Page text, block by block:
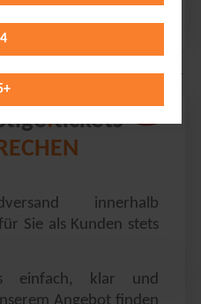
4
+
.tickets
innerhalb
Sie als Kunden stets
einfach, klar und
Angebot finden